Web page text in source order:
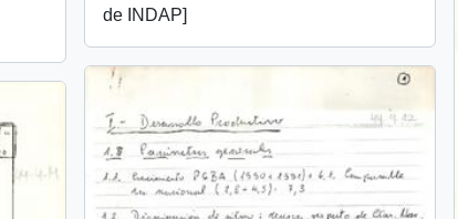
de INDAP]